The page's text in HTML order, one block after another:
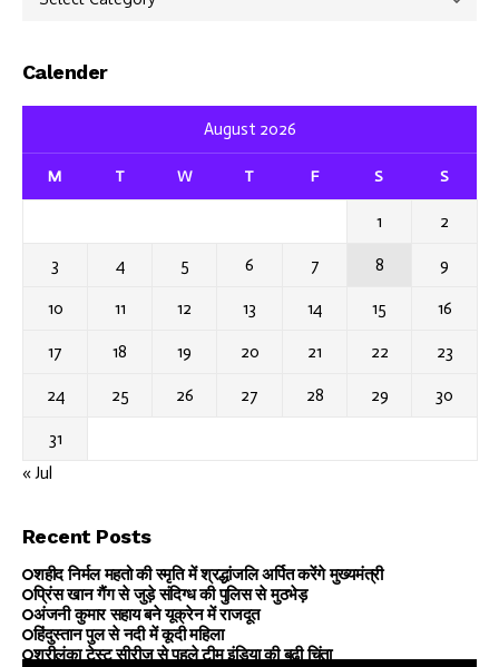
Calender
August 2026
M T W T F S S
1 2
3 4 5 6 7 8 9
10 11 12 13 14 15 16
17 18 19 20 21 22 23
24 25 26 27 28 29 30
31
« Jul
Recent Posts
शहीद निर्मल महतो की स्मृति में श्रद्धांजलि अर्पित करेंगे मुख्यमंत्री
प्रिंस खान गैंग से जुड़े संदिग्ध की पुलिस से मुठभेड़
अंजनी कुमार सहाय बने यूक्रेन में राजदूत
हिंदुस्तान पुल से नदी में कूदी महिला
श्रीलंका टेस्ट सीरीज से पहले टीम इंडिया की बढ़ी चिंता